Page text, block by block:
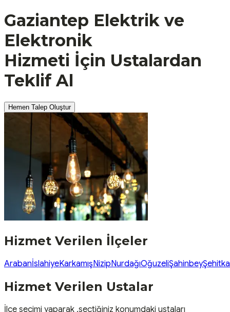
Gaziantep Elektrik ve
Elektronik
Hizmeti İçin Ustalardan
Teklif Al
Hemen Talep Oluştur
Hizmet Verilen İlçeler
ArabanİslahiyeKarkamışNizipNurdağıOğuzeliŞahinbey
Hizmet Verilen Ustalar
İlçe seçimi yaparak ,seçtiğiniz konumdaki ustaları